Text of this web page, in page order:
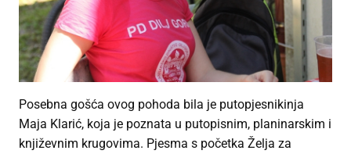
Posebna gošća ovog pohoda bila je putopjesnikinja
Maja Klarić, koja je poznata u putopisnim, planinarskim i
književnim krugovima. Pjesma s početka Želja za